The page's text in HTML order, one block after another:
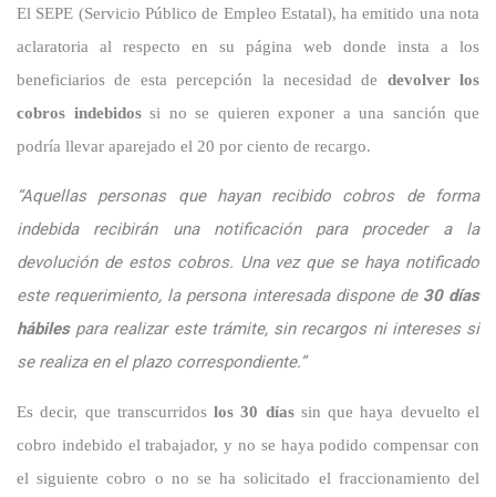
El SEPE (Servicio Público de Empleo Estatal), ha emitido una nota
aclaratoria al respecto en su página web donde insta a los
beneficiarios de esta percepción la necesidad de devolver los
cobros indebidossi no se quieren exponer a una sanción que
podría llevar aparejado el 20 por ciento de recargo.
“Aquellas personas que hayan recibido cobros de forma
indebida recibirán una notificación para proceder a la
devolución de estos cobros. Una vez que se haya notificado
este requerimiento, la persona interesada dispone de 30 días
hábiles para realizar este trámite, sin recargos ni intereses si
se realiza en el plazo correspondiente.”
Es decir, que transcurridoslos 30 días sin que haya devuelto el
cobro indebido el trabajador, y no se haya podido compensar con
el siguiente cobro o no se ha solicitado el fraccionamiento del